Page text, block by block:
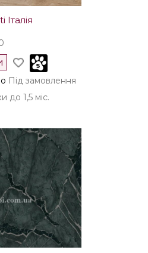
Під замовлення
до 1,5 міс.